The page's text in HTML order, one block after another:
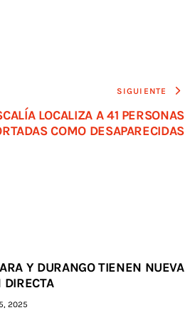
SIGUIENTE
LOCALIZA A 41 PERSONAS
COMO DESAPARECIDAS
Y DURANGO TIENEN NUEVA
DIRECTA
2025